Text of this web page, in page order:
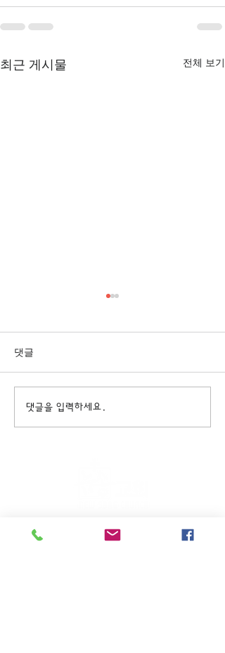
최근 게시물 전체 보기
댓글
댓글을 입력하세요.
주일KM예배 (1부) 9am, (2부)
11am